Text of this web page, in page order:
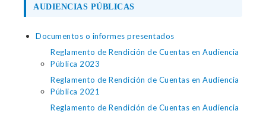
AUDIENCIAS PÚBLICAS
Documentos o informes presentados
Reglamento de Rendición de Cuentas en Audiencia
Pública 2023
Reglamento de Rendición de Cuentas en Audiencia
Pública 2021
Reglamento de Rendición de Cuentas en Audiencia